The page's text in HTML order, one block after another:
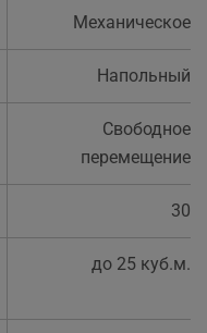
Механическое
Напольный
Свободное
перемещение
30
до 25 куб.м.